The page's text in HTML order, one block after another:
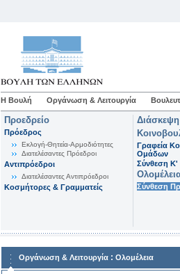
Η Βουλή Οργάνωση & Λειτουργία
Προεδρείο
Πρόεδρος
Εκλογή-Θητεία-Αρμοδιότητες
Διατελέσαντες Πρόεδροι
Αντιπρόεδροι
Διατελέσαντες Αντιπρόεδροι
Κοσμήτορες & Γραμματείς
Γραφεία
Ομάδων
Σύνθεση K'
Σύνθεση
Οργάνωση & Λειτουργία : Ολομέλεια